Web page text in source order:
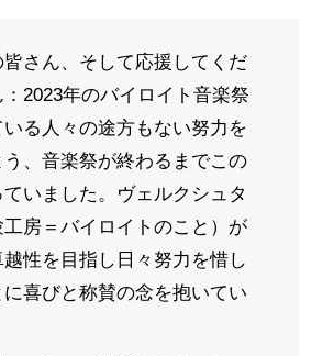
皆さん、そして応援してくだ
2023年のバイロイト音楽祭
る人々の途方もない努力を
、音楽祭が終わるまでこの
いました。ヴェルクシュタ
工房＝バイロイトのこと）が
性を目指し日々努力を惜し
に喜びと称賛の念を抱いてい